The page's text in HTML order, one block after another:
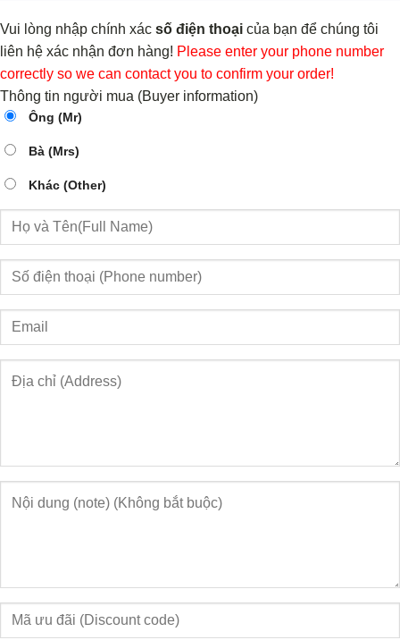
Vui lòng nhập chính xác số điện thoại của bạn để chúng tôi
liên hệ xác nhận đơn hàng! Please enter your phone number
correctly so we can contact you to confirm your order!
Thông tin người mua (Buyer information)
Ông (Mr)
Bà (Mrs)
Khác (Other)